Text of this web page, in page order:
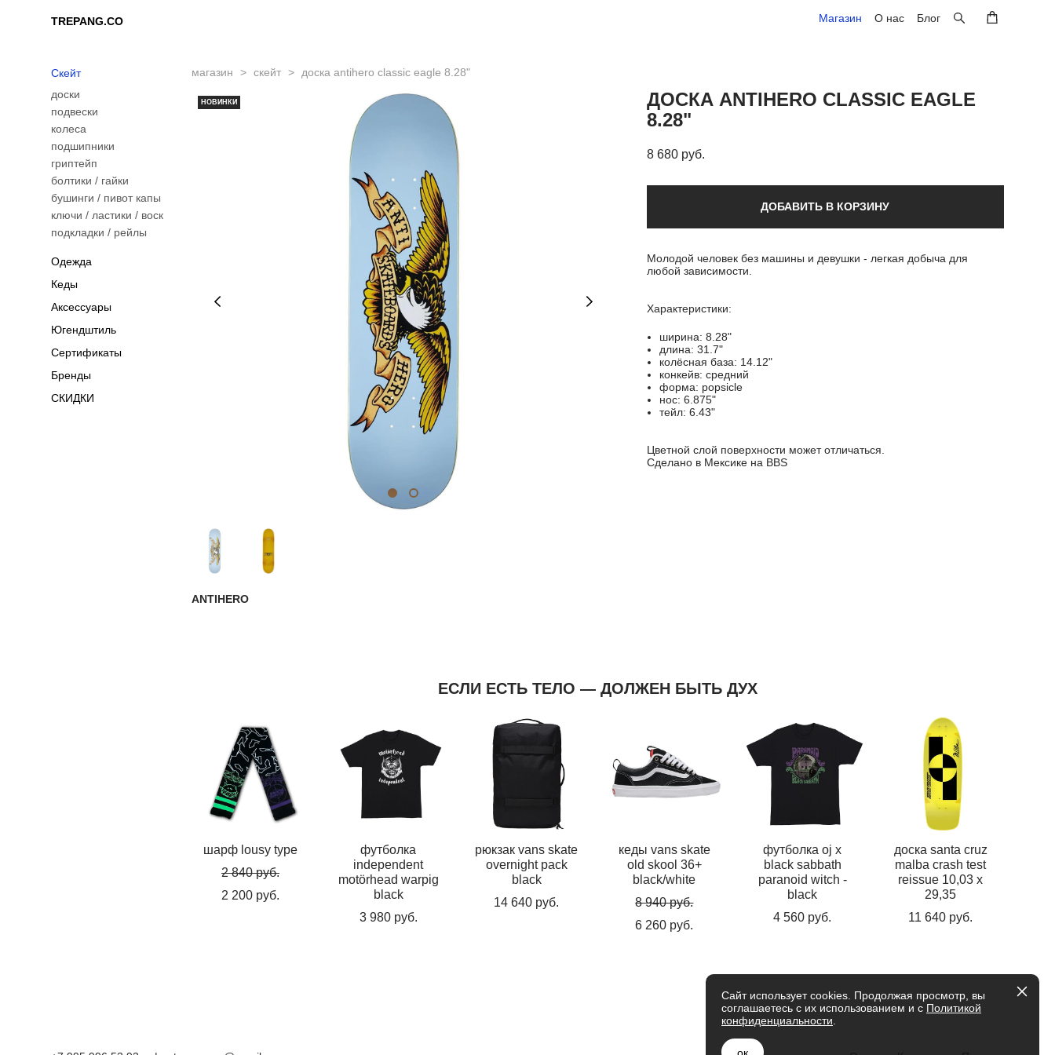
TREPANG.CO Магазин О нас Блог
TREPANG.CO Магазин О нас Блог
Скейт
доски
подвески
колеса
подшипники
гриптейп
болтики / гайки
бушинги / пивот капы
ключи / ластики / воск
подкладки / рейлы
Одежда
Кеды
Аксессуары
Югендштиль
Сертификаты
Бренды
СКИДКИ
магазин > скейт > доска antihero classic eagle 8.28"
НОВИНКИ
ДОСКА ANTIHERO CLASSIC EAGLE
8.28"
8 680 pуб.
ДОБАВИТЬ В КОРЗИНУ
Молодой человек без машины и девушки - легкая добыча для
любой зависимости.
Характеристики:
ширина: 8.28"
длина: 31.7"
колёсная база: 14.12"
конкейв: средний
форма: popsicle
нос: 6.875"
тейл: 6.43"
Цветной слой поверхности может отличаться.
Сделано в Мексике на BBS
ANTIHERO
ЕСЛИ ЕСТЬ ТЕЛО — ДОЛЖЕН БЫТЬ ДУХ
шарф lousy type
2 840 pуб.
2 200 pуб.
футболка
independent
motörhead warpig
black
3 980 pуб.
рюкзак vans skate
overnight pack
black
14 640 pуб.
кеды vans skate
old skool 36+
black/white
8 940 pуб.
6 260 pуб.
футболка oj x
black sabbath
paranoid witch -
black
4 560 pуб.
доска santa cruz
malba crash test
reissue 10,03 x
29,35
11 640 pуб.
Сайт использует cookies. Продолжая просмотр, вы
соглашаетесь с их использованием и с Политикой
конфиденциальности
ок